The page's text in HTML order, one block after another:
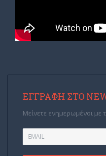
ΕΓΓΡΑΦΉ ΣΤΟ
Μείνετε ενημερωμένοι με